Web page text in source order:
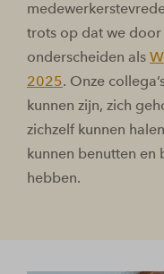
trots op dat we door
onderscheiden als
2025. Onze
kunnen zijn, zich
zichzelf kunnen
kunnen benutten en
hebben.